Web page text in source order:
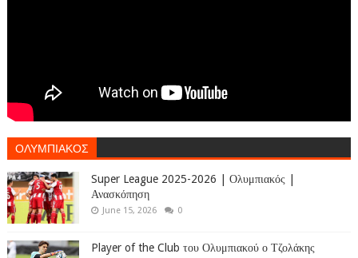
ΟΛΥΜΠΙΑΚΟΣ
Super League 2025-2026 | Ολυμπιακός |
Ανασκόπηση
June 15, 2026 0
Player of the Club του Ολυμπιακού ο Τζολάκης